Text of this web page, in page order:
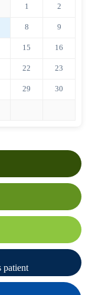
1 2
8 9
15 16
22 23
29 30
patient